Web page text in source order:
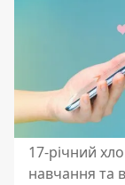
17-річний
навчання та